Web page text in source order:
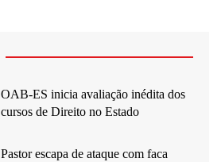
OAB-ES inicia avaliação inédita dos
cursos de Direito no Estado
Pastor escapa de ataque com faca